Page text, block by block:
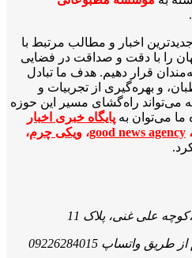
اخبار و مطالب مرتبط با
را با دقت و صداقت در فضایی
قرار دهیم. هدف ما تبادل
و بهره‌گیری از تجربیات و
می‌تواند راه‌گشای مسیر این حوزه
ما می‌توان به پایگاه خبری اخبار
، good news agency، ویکی چرم،
علی غنی، پلاک 11
واتساپ 09226284015